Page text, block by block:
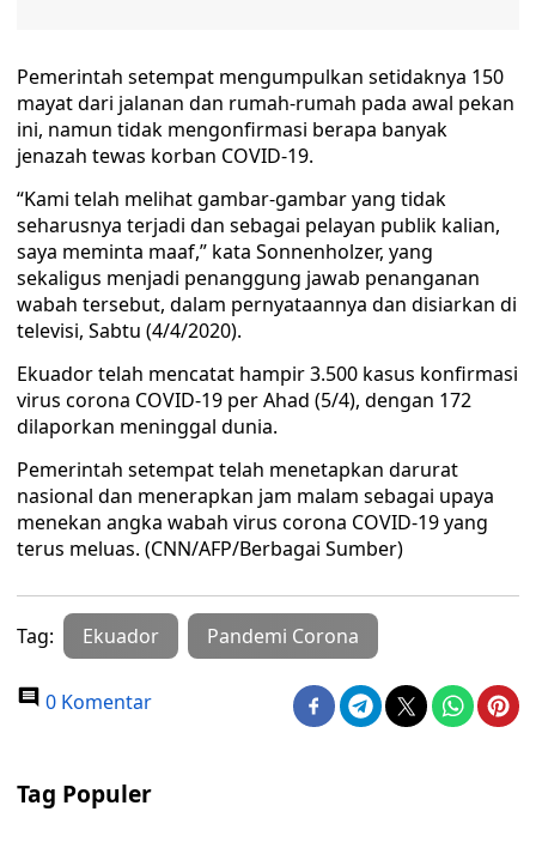
Pemerintah setempat mengumpulkan setidaknya 150
mayat dari jalanan dan rumah-rumah pada awal pekan
ini, namun tidak mengonfirmasi berapa banyak
jenazah tewas korban COVID-19.
“Kami telah melihat gambar-gambar yang tidak
seharusnya terjadi dan sebagai pelayan publik kalian,
saya meminta maaf,” kata Sonnenholzer, yang
sekaligus menjadi penanggung jawab penanganan
wabah tersebut, dalam pernyataannya dan disiarkan di
televisi, Sabtu (4/4/2020).
Ekuador telah mencatat hampir 3.500 kasus konfirmasi
virus corona COVID-19 per Ahad (5/4), dengan 172
dilaporkan meninggal dunia.
Pemerintah setempat telah menetapkan darurat
nasional dan menerapkan jam malam sebagai upaya
menekan angka wabah virus corona COVID-19 yang
terus meluas. (CNN/AFP/Berbagai Sumber)
Tag: Ekuador Pandemi Corona
0 Komentar
Tag Populer